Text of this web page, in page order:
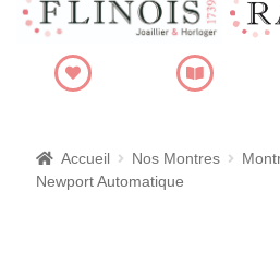
Accueil Nos Montres
Newport Automatique